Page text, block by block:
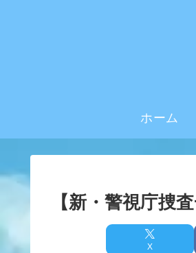
ホーム
【新・警視庁
X